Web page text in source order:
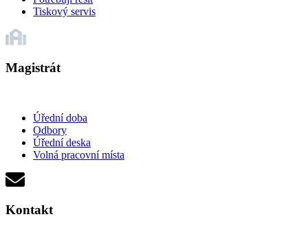
Tiskový servis
Magistrát
Úřední doba
Odbory
Úřední deska
Volná pracovní místa
Kontakt